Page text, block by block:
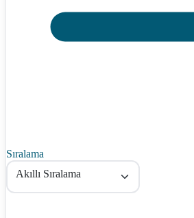
Sıralama
Akıllı Sıralama